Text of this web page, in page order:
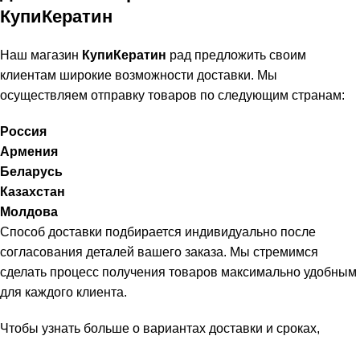
КупиКератин
Наш магазин КупиКератин рад предложить своим
клиентам широкие возможности доставки. Мы
осуществляем отправку товаров по следующим странам:
Россия
Армения
Беларусь
Казахстан
Молдова
Способ доставки подбирается индивидуально после
согласования деталей вашего заказа. Мы стремимся
сделать процесс получения товаров максимально удобным
для каждого клиента.
Чтобы узнать больше о вариантах доставки и сроках,